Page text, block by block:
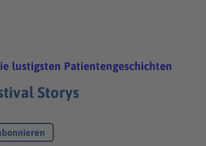
lustigsten Patientengeschichten
Storys